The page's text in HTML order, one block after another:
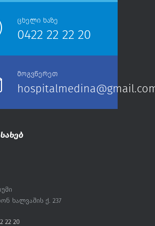
ცხელი ხაზე
0422 22 22 20
მოგვწერეთ
ხალვაშის ქ. 237
22 20